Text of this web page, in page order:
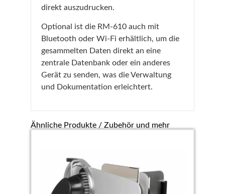
direkt auszudrucken.
Optional ist die RM-610 auch mit
Bluetooth oder Wi-Fi erhältlich, um die
gesammelten Daten direkt an eine
zentrale Datenbank oder ein anderes
Gerät zu senden, was die Verwaltung
und Dokumentation erleichtert.
Ähnliche Produkte / Zubehör und mehr